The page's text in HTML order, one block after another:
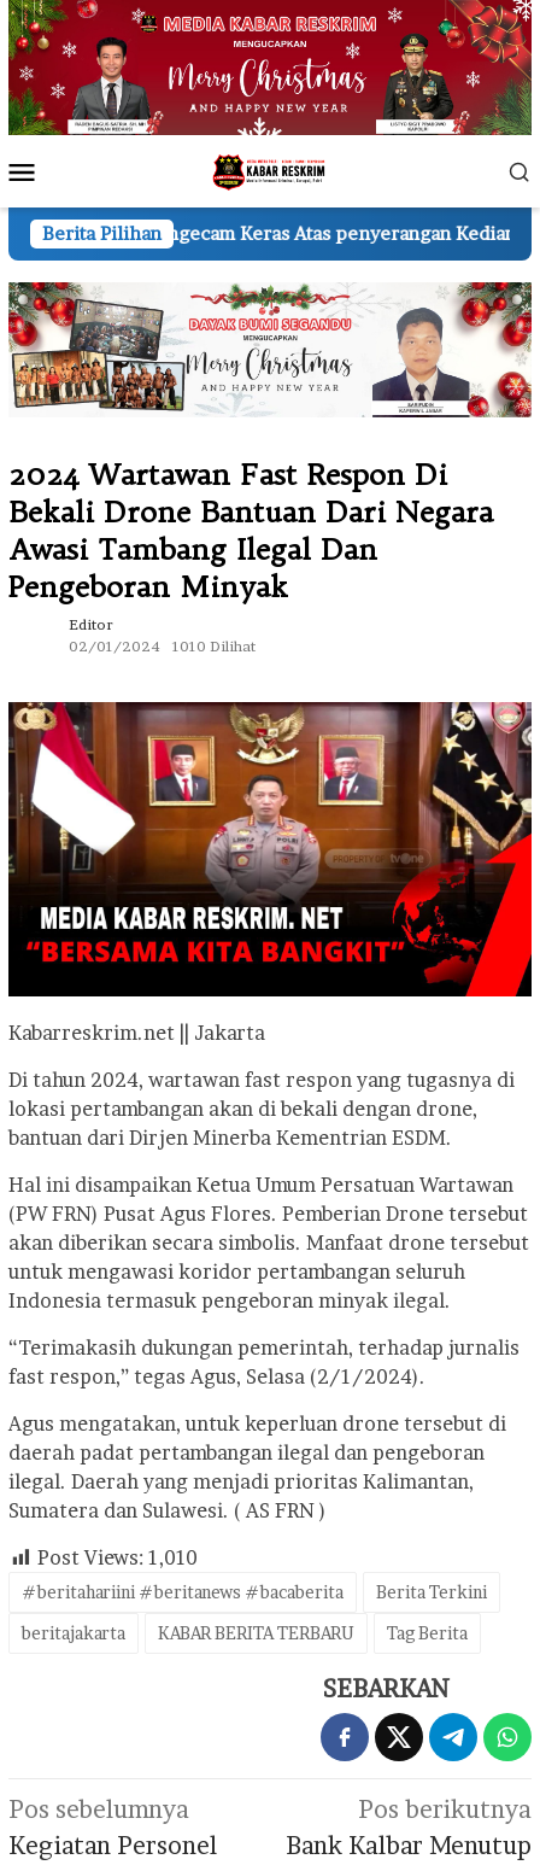
Loncat
ke
konten
Mobile
Berita Pilihan
Keras Atas penyerangan Kediaman Wartawan A.H.
2024 Wartawan Fast Respon Di
Bekali Drone Bantuan Dari Negara
Awasi Tambang Ilegal Dan
Pengeboran Minyak
Editor
02/01/2024
1010 Dilihat
Kabarreskrim.net || Jakarta
Di tahun 2024, wartawan fast respon yang tugasnya di
lokasi pertambangan akan di bekali dengan drone,
bantuan dari Dirjen Minerba Kementrian ESDM.
Hal ini disampaikan Ketua Umum Persatuan Wartawan
(PW FRN) Pusat Agus Flores. Pemberian Drone tersebut
akan diberikan secara simbolis. Manfaat drone tersebut
untuk mengawasi koridor pertambangan seluruh
Indonesia termasuk pengeboran minyak ilegal.
“Terimakasih dukungan pemerintah, terhadap jurnalis
fast respon,” tegas Agus, Selasa (2/1/2024).
Agus mengatakan, untuk keperluan drone tersebut di
daerah padat pertambangan ilegal dan pengeboran
ilegal. Daerah yang menjadi prioritas Kalimantan,
Sumatera dan Sulawesi. ( AS FRN )
Post Views: 1,010
#beritahariini #beritanews #bacaberita
Berita Terkini
beritajakarta
KABAR BERITA TERBARU Tag Berita
SEBARKAN
Navigasi
pos
Pos sebelumnya
Kegiatan Personel
Pos berikutnya
Bank Kalbar Menutup